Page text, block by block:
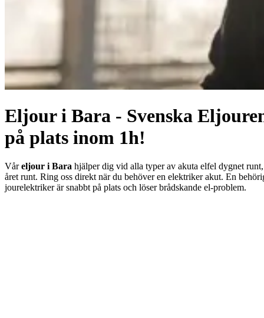
Eljour i Bara - Svenska
på plats inom 1h!
Våreljour i Bara hjälper dig vid alla typer av akuta elfel dygnet runt,
året runt. Ring oss direkt när du behöver en elektriker akut. En
jourelektriker är snabbt på plats och löser brådskande el-problem.